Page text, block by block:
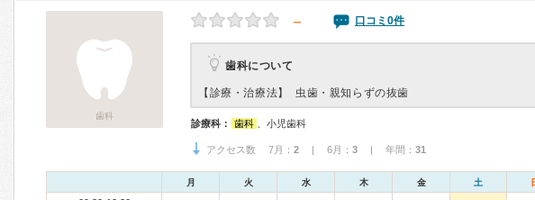
歯科
－ 口コミ0件
歯科について
【診療・治療法】 虫歯・親知らずの抜歯
診療科： 歯科 、小児歯科
アクセス数 7月： 2 | 6月： 3 | 年間： 31
月 火 水 木 金 土